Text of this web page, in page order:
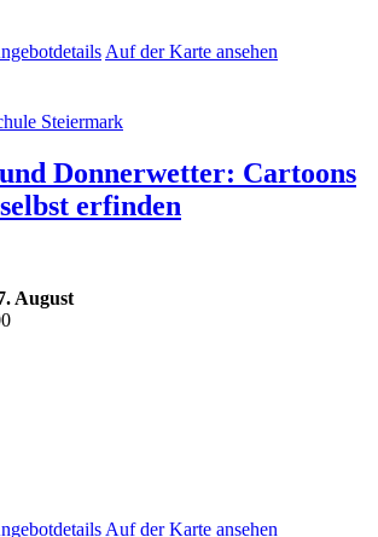
Auf der Karte ansehen
Steiermark
Don­ner­wet­ter: Cartoons
erfinden
August
Auf der Karte ansehen